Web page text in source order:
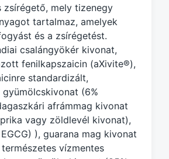
zsírégető, mely tizenegy
tartalmaz, amelyek
és a zsírégetést.
csalángyökér kivonat,
fenilkapszaicin (aXivite®),
standardizált,
gyümölcskivonat (6%
afrámmag kivonat
vagy zöldlevél kivonat),
), guarana mag kivonat
vízmentes